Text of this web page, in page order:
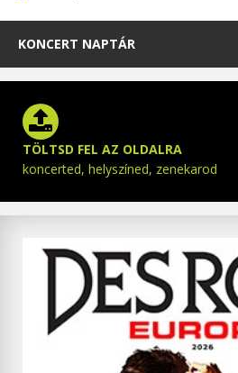
KONCERT NAPTÁR
TÖLTSD FEL AZ OLDALRA
koncerted, helyszíned, zenekarod